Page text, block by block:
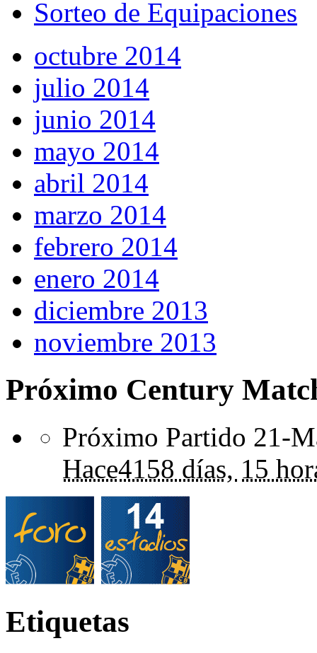
Sorteo de Equipaciones
octubre 2014
julio 2014
junio 2014
mayo 2014
abril 2014
marzo 2014
febrero 2014
enero 2014
diciembre 2013
noviembre 2013
Próximo Century
Próximo Partido 21-
Hace4158 días, 15
Etiquetas